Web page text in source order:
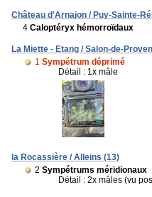
Château d'Arnajon / Puy-Sainte-
4 Caloptéryx hémorroïdaux
La Miette - Etang / Salon-de-
1 Sympétrum déprimé
Détail : 1x mâle
la Rocassière / Alleins (13)
2 Sympétrums méridionaux
Détail : 2x mâles (vu